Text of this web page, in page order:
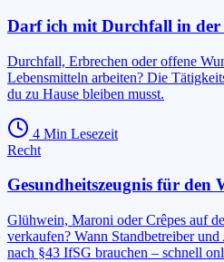
Darf ich mit Durchfall in der
Durchfall, Erbrechen oder offene
Lebensmitteln arbeiten? Die
du zu Hause bleiben musst.
4 Min Lesezeit
Recht
Gesundheitszeugnis für den
Glühwein, Maroni oder Crêpes auf
verkaufen? Wann Standbetreiber
nach §43 IfSG brauchen – schnell